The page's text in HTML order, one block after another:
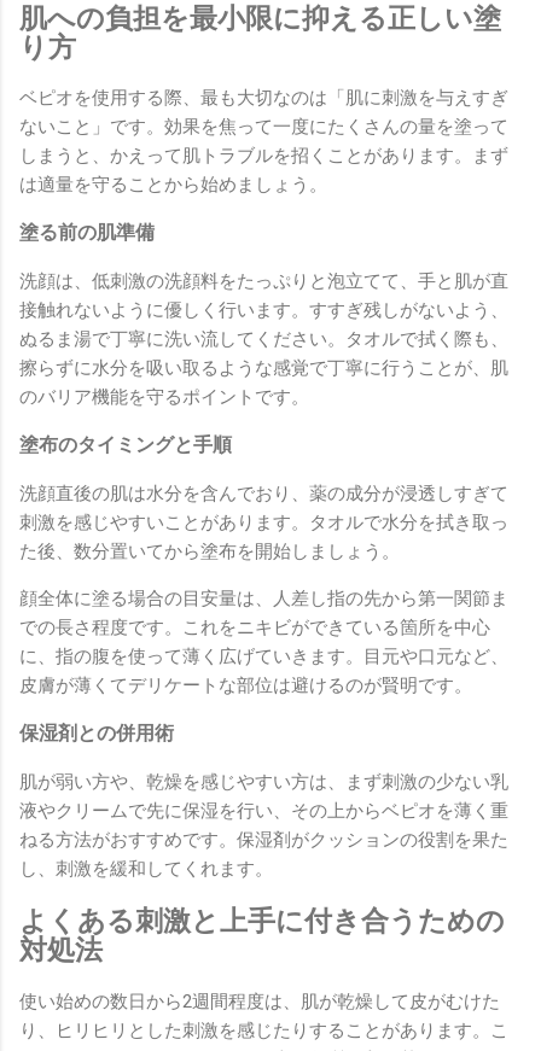
肌への負担を最小限に抑える正しい塗
り方
ベピオを使用する際、最も大切なのは「肌に刺激を与えすぎ
ないこと」です。効果を焦って一度にたくさんの量を塗って
しまうと、かえって肌トラブルを招くことがあります。まず
は適量を守ることから始めましょう。
塗る前の肌準備
洗顔は、低刺激の洗顔料をたっぷりと泡立てて、手と肌が直
接触れないように優しく行います。すすぎ残しがないよう、
ぬるま湯で丁寧に洗い流してください。タオルで拭く際も、
擦らずに水分を吸い取るような感覚で丁寧に行うことが、肌
のバリア機能を守るポイントです。
塗布のタイミングと手順
洗顔直後の肌は水分を含んでおり、薬の成分が浸透しすぎて
刺激を感じやすいことがあります。タオルで水分を拭き取っ
た後、数分置いてから塗布を開始しましょう。
顔全体に塗る場合の目安量は、人差し指の先から第一関節ま
での長さ程度です。これをニキビができている箇所を中心
に、指の腹を使って薄く広げていきます。目元や口元など、
皮膚が薄くてデリケートな部位は避けるのが賢明です。
保湿剤との併用術
肌が弱い方や、乾燥を感じやすい方は、まず刺激の少ない乳
液やクリームで先に保湿を行い、その上からベピオを薄く重
ねる方法がおすすめです。保湿剤がクッションの役割を果た
し、刺激を緩和してくれます。
よくある刺激と上手に付き合うための
対処法
使い始めの数日から2週間程度は、肌が乾燥して皮がむけた
り、ヒリヒリとした刺激を感じたりすることがあります。こ